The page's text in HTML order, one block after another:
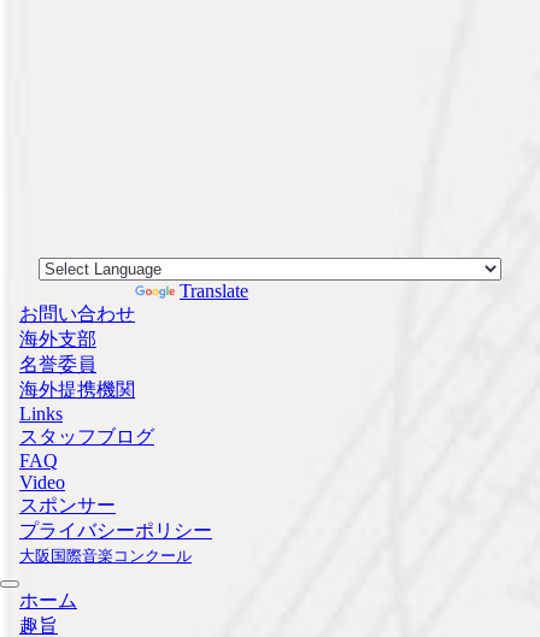
Translate
お問い合わせ
海外支部
名誉委員
海外提携機関
Links
スタッフブログ
FAQ
Video
スポンサー
プライバシーポリシー
大阪国際音楽コンクール
ホーム
趣旨